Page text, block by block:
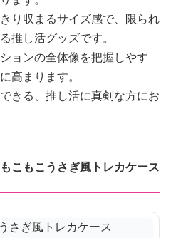
り収まるサイズ感で、限られ
推し活グッズです。
ョンの全体像を把握しやす
高まります。
きる、推し活に真剣な方にお
こもこうさぎ風トレカケース